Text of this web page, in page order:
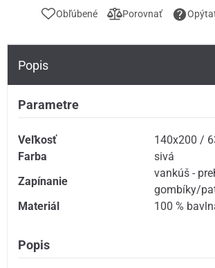
Obľúbené Porovnať
Popis
Parametre
Veľkosť
140x200 /
Farba
sivá
Zapínanie
vankúš -
gombíky/
Materiál
100 %
Popis